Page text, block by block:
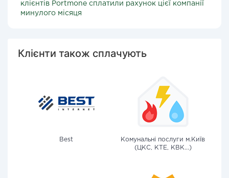
клієнтів Portmone сплатили рахунок цієї компанії
минулого місяця
Клієнти також сплачують
Best
Комунальні послуги м.Київ
(ЦКС, КТЕ, КВК...)